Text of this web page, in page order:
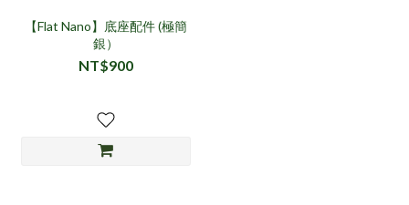
【Flat Nano】底座配件 (極簡
銀）
NT$900